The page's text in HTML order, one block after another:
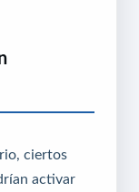
ciertos
activar